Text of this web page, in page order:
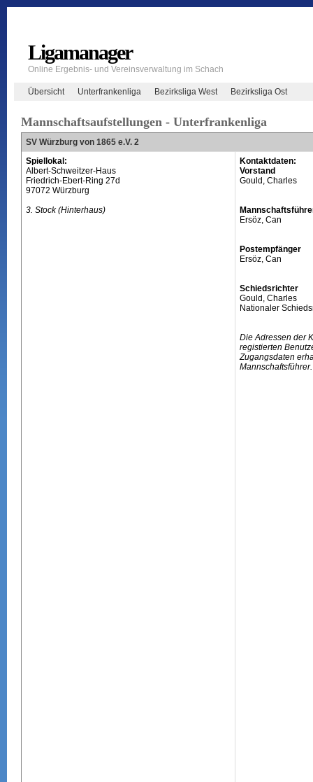
Ligamanager
Online Ergebnis- und Vereinsverwaltung im Schach
Übersicht Unterfrankenliga Bezirksliga West Bezirksliga Ost
Mannschaftsaufstellungen - Unterfrankenliga
SV Würzburg von 1865 e.V. 2
Spiellokal:
Albert-Schweitzer-Haus
Friedrich-Ebert-Ring 27d
97072 Würzburg
3. Stock (Hinterhaus)
Kontaktdaten:
Vorstand
Gould, Charles
Ersöz, Can
Postempfänger
Ersöz, Can
Schiedsrichter
Gould, Charles
Nationaler
Die Adressen der
registierten
Zugangsdaten
Mannschaftsführer.